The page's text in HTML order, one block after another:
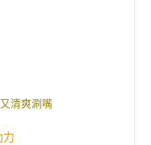
清爽涮嘴
力